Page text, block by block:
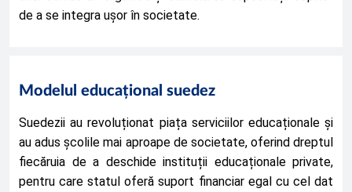
de a se integra ușor în societate.
Modelul educațional suedez
Suedezii au revoluționat piața serviciilor educaționale și
au adus școlile mai aproape de societate, oferind dreptul
fiecăruia de a deschide instituții educaționale private,
pentru care statul oferă suport financiar egal cu cel dat